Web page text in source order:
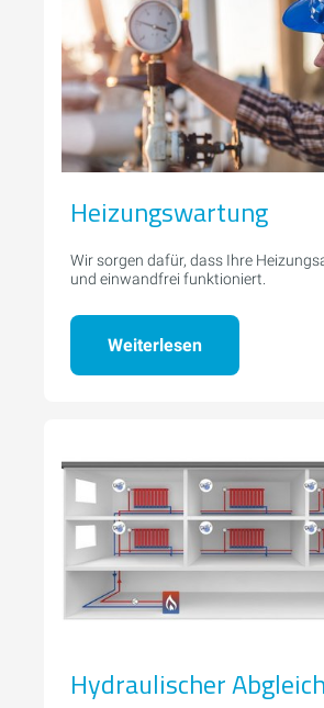
Heizungswartung
Wir sorgen dafür, dass Ihre
und einwandfrei funktioniert.
Weiterlesen
Hydraulischer Abgleich